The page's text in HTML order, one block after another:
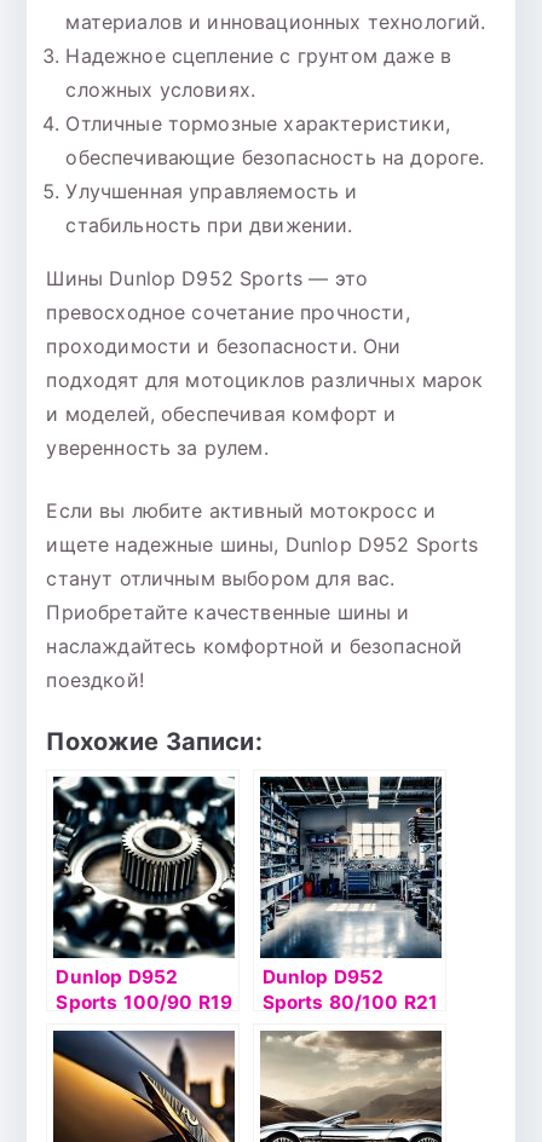
материалов и инновационных технологий.
Надежное сцепление с грунтом даже в
сложных условиях.
Отличные тормозные характеристики,
обеспечивающие безопасность на дороге.
Улучшенная управляемость и
стабильность при движении.
Шины Dunlop D952 Sports — это
превосходное сочетание прочности,
проходимости и безопасности. Они
подходят для мотоциклов различных марок
и моделей, обеспечивая комфорт и
уверенность за рулем.
Если вы любите активный мотокросс и
ищете надежные шины, Dunlop D952 Sports
станут отличным выбором для вас.
Приобретайте качественные шины и
наслаждайтесь комфортной и безопасной
поездкой!
Похожие Записи:
Dunlop D952
Sports 100/90 R19
57M TT Rear
Dunlop D952
Sports 80/100 R21
51M TT Front